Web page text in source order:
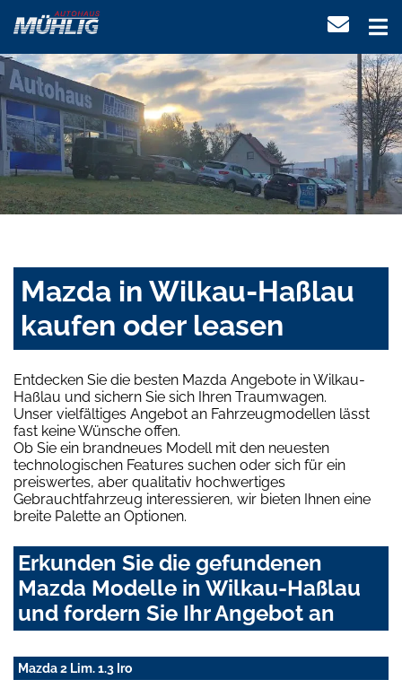
Mazda in Wilkau-Haßlau
kaufen oder leasen
Entdecken Sie die besten Mazda Angebote in Wilkau-
Haßlau und sichern Sie sich Ihren Traumwagen.
Unser vielfältiges Angebot an Fahrzeugmodellen lässt
fast keine Wünsche offen.
Ob Sie ein brandneues Modell mit den neuesten
technologischen Features suchen oder sich für ein
preiswertes, aber qualitativ hochwertiges
Gebrauchtfahrzeug interessieren, wir bieten Ihnen eine
breite Palette an Optionen.
Erkunden Sie die gefundenen
Mazda Modelle in Wilkau-Haßlau
und fordern Sie Ihr Angebot an
Mazda 2 Lim. 1.3 Iro